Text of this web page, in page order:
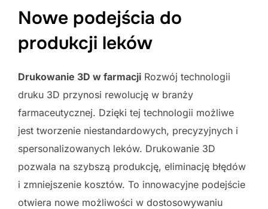
Nowe podejścia do
produkcji leków
Drukowanie 3D w farmacji Rozwój technologii
druku 3D przynosi rewolucję w branży
farmaceutycznej. Dzięki tej technologii możliwe
jest tworzenie niestandardowych, precyzyjnych i
spersonalizowanych leków. Drukowanie 3D
pozwala na szybszą produkcję, eliminację błędów
i zmniejszenie kosztów. To innowacyjne podejście
otwiera nowe możliwości w dostosowywaniu